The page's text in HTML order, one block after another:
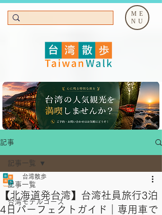
ME
NU
記事
記事一覧
台湾モデルコース
記事一覧
【北海道発台湾】台湾社員旅行3泊
4日パーフェクトガイド｜専用車で
台湾散歩